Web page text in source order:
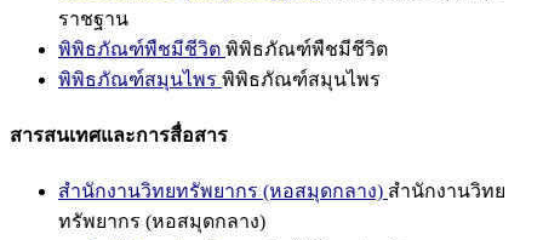
ราชฐาน
พิพิธภัณฑ์พืชมีชีวิต พิพิธภัณฑ์พืชมีชีวิต
พิพิธภัณฑ์สมุนไพร พิพิธภัณฑ์สมุนไพร
สารสนเทศและการสื่อสาร
สำนักงานวิทยทรัพยากร (หอสมุดกลาง) สำนักงานวิทย
ทรัพยากร (หอสมุดกลาง)